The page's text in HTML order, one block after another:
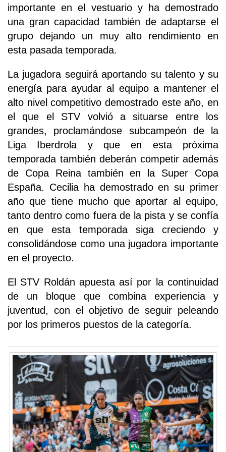
importante en el vestuario y ha demostrado
una gran capacidad también de adaptarse el
grupo dejando un muy alto rendimiento en
esta pasada temporada.
La jugadora seguirá aportando su talento y su
energía para ayudar al equipo a mantener el
alto nivel competitivo demostrado este año, en
el que el STV volvió a situarse entre los
grandes, proclamándose subcampeón de la
Liga Iberdrola y que en esta próxima
temporada también deberán competir además
de Copa Reina también en la Super Copa
España. Cecilia ha demostrado en su primer
año que tiene mucho que aportar al equipo,
tanto dentro como fuera de la pista y se confía
en que esta temporada siga creciendo y
consolidándose como una jugadora importante
en el proyecto.
El STV Roldán apuesta así por la continuidad
de un bloque que combina experiencia y
juventud, con el objetivo de seguir peleando
por los primeros puestos de la categoría.